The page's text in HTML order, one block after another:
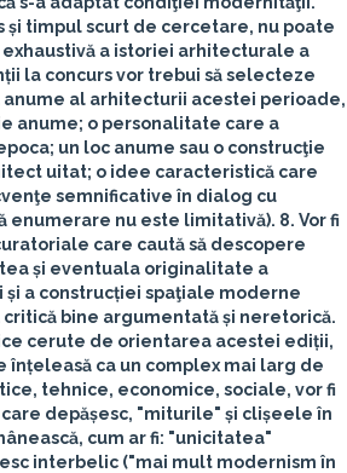
și timpul scurt de cercetare, nu poate
a istoriei arhitecturale a
la concurs vor trebui să selecteze
al arhitecturii acestei perioade,
anume; o personalitate care a
un loc anume sau o construcţie
uitat; o idee caracteristică care
semnificative în dialog cu
enumerare nu este limitativă). 8. Vor fi
care caută să descopere
și eventuala originalitate a
a construcției spaţiale moderne
critică bine argumentată și neretorică.
cerute de orientarea acestei ediții,
ca un complex mai larg de
tehnice, economice, sociale, vor fi
depășesc, "miturile" și clișeele în
cum ar fi: "unicitatea"
interbelic ("mai mult modernism în